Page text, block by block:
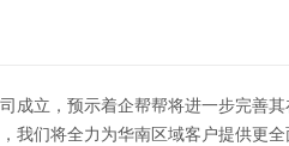
立，预示着企帮帮将进一步完善
我们将全力为华南区域客户提供更